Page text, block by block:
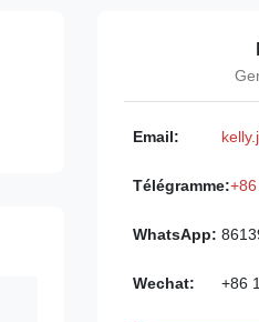
Email:
Télégramme:
WhatsApp:
Wechat: +86